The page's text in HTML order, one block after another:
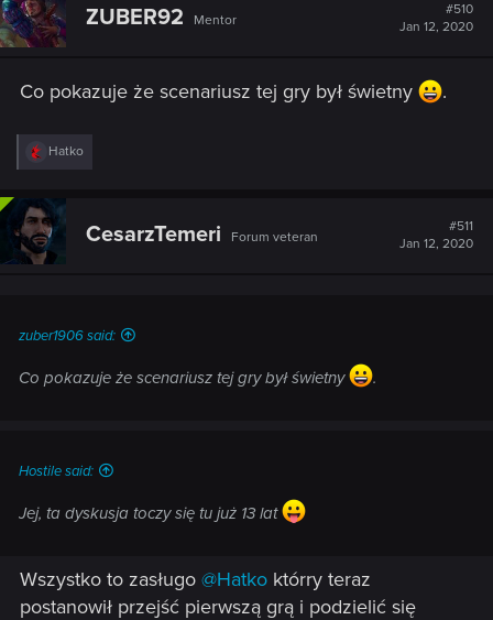
ZUBER92 Mentor
#510
Jan 12, 2020
Co pokazuje że scenariusz tej gry był świetny .
R
e
c
t
i
o
Hatko
CesarzTemeri Forum veteran
#511
Jan 12, 2020
zuber1906 said:
Co pokazuje że scenariusz tej gry był świetny .
Hostile said:
Jej, ta dyskusja toczy się tu już 13 lat
Wszystko to zasługo @Hatko którry teraz
postanowił przejść pierwszą grą i podzielić się